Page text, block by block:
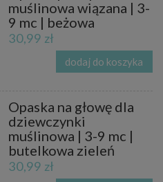
muślinowa wiązana | 3-
9 mc | beżowa
30,99 zł
dodaj do koszyka
Opaska na głowę dla
dziewczynki
muślinowa | 3-9 mc |
butelkowa zieleń
30,99 zł